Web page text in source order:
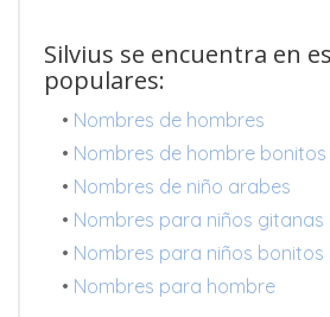
Silvius se encuentra en
populares:
• Nombres de hombres
• Nombres de hombre bonitos
• Nombres de niño arabes
• Nombres para niños gitanas
• Nombres para niños bonitos
• Nombres para hombre